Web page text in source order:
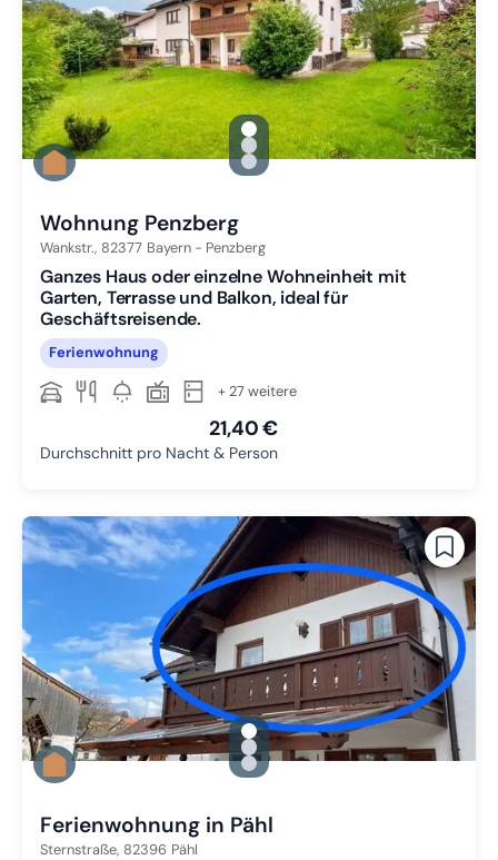
gallery.slide_selector
Zu Slide 1 wechseln
Zu Slide 2 wechseln
Zu Slide 3 wechseln
Wohnung Penzberg
Wankstr., 82377 Bayern - Penzberg
Ganzes Haus oder einzelne Wohneinheit mit
Garten, Terrasse und Balkon, ideal für
Geschäftsreisende.
Ferienwohnung
+ 27 weitere
21,40 €
Durchschnitt pro Nacht & Person
gallery.slide_selector
Zu Slide 1 wechseln
Zu Slide 2 wechseln
Zu Slide 3 wechseln
Ferienwohnung in Pähl
Sternstraße, 82396 Pähl